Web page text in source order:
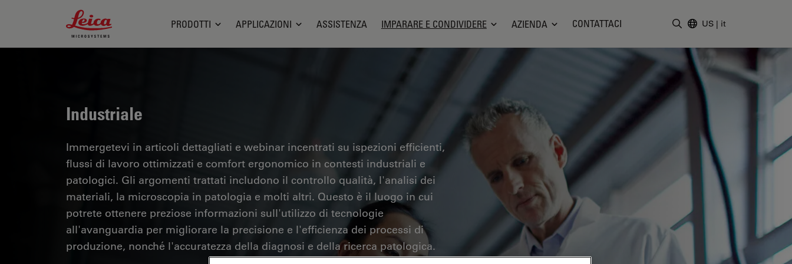
Leica Microsystems Logo
PRODOTTI APPLICAZIONI ASSISTENZA IMPARARE E CONDIVIDERE AZIENDA CONTATTACI US | it
Industriale
Immergetevi in articoli dettagliati e webinar incentrati su ispezioni efficienti,
flussi di lavoro ottimizzati e comfort ergonomico in contesti industriali e
patologici. Gli argomenti trattati includono il controllo qualità, l'analisi dei
materiali, la microscopia in patologia e molti altri. Questo è il luogo in cui
potrete ottenere preziose informazioni sull'utilizzo di tecnologie
all'avanguardia per migliorare la precisione e l'efficienza dei processi di
produzione, nonché l'accuratezza della diagnosi e della ricerca patologica.